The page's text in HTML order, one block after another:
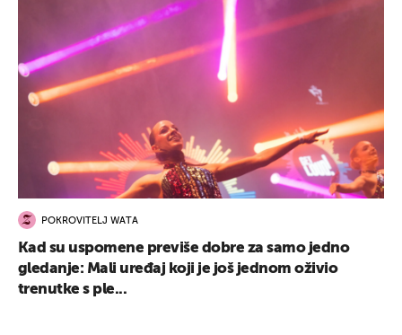
POKROVITELJ WATA
Kad su uspomene previše dobre za samo jedno
gledanje: Mali uređaj koji je još jednom oživio
trenutke s ple...
UKLJUČITE NOTIFIKACIJE